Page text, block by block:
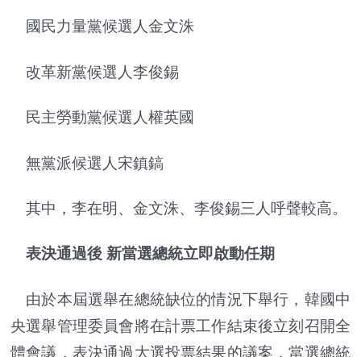
國民力量黨候選人金文洙
改革新黨候選人李俊錫
民主勞動黨候選人權英國
無黨派候選人宋鎮鎬
其中，李在明、金文洙、李俊錫三人呼聲較高。
表決通過後 新當選總統立即啟動任期
由於本屆選舉在總統缺位的情況下舉行，韓國中
央選舉管理委員會將在計票工作結束後立刻召開全
體會議，表決通過大選投票結果的議案，當選總統